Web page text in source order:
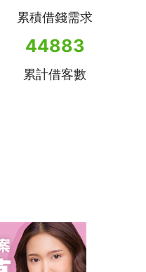
累積借錢需求
44883
累計借客數